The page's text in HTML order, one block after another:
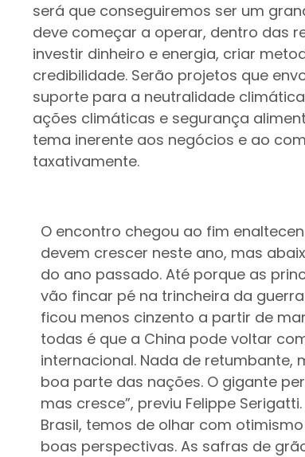
será que conseguiremos ser um
deve começar a operar, dentro das
investir dinheiro e energia, criar
credibilidade. Serão projetos que
suporte para a neutralidade
ações climáticas e segurança
tema inerente aos negócios e ao
taxativamente.
O encontro chegou ao fim
devem crescer neste ano, mas
do ano passado. Até porque as
vão fincar pé na trincheira da
ficou menos cinzento a partir de
todas é que a China pode voltar
internacional. Nada de retumbante,
boa parte das nações. O gigante
mas cresce”, previu Felippe
Brasil, temos de olhar com
boas perspectivas. As safras de